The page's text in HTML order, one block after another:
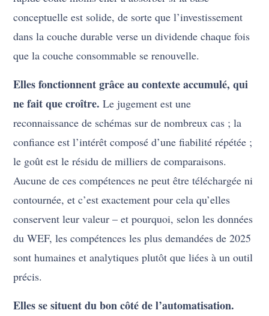
conceptuelle est solide, de sorte que l’investissement
dans la couche durable verse un dividende chaque fois
que la couche consommable se renouvelle.
Elles fonctionnent grâce au contexte accumulé, qui
ne fait que croître. Le jugement est une
reconnaissance de schémas sur de nombreux cas ; la
confiance est l’intérêt composé d’une fiabilité répétée ;
le goût est le résidu de milliers de comparaisons.
Aucune de ces compétences ne peut être téléchargée ni
contournée, et c’est exactement pour cela qu’elles
conservent leur valeur – et pourquoi, selon les données
du WEF, les compétences les plus demandées de 2025
sont humaines et analytiques plutôt que liées à un outil
précis.
Elles se situent du bon côté de l’automatisation.